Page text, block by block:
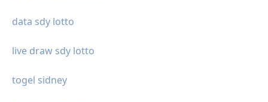
data sdy lotto
live draw sdy lotto
togel sidney